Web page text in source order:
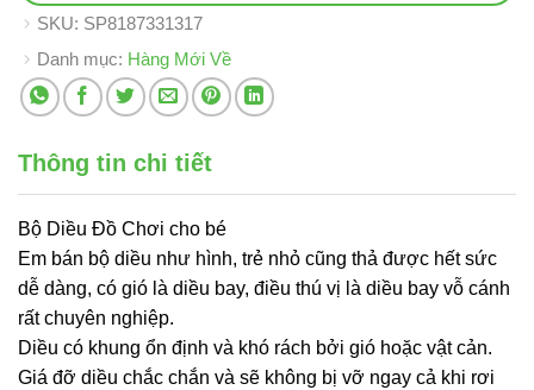
SKU: SP8187331317
Danh mục: Hàng Mới Về
Thông tin chi tiết
Bộ Diều Đồ Chơi cho bé
Em bán bộ diều như hình, trẻ nhỏ cũng thả được hết sức
dễ dàng, có gió là diều bay, điều thú vị là diều bay vỗ cánh
rất chuyên nghiệp.
Diều có khung ổn định và khó rách bởi gió hoặc vật cản.
Giá đỡ diều chắc chắn và sẽ không bị vỡ ngay cả khi rơi